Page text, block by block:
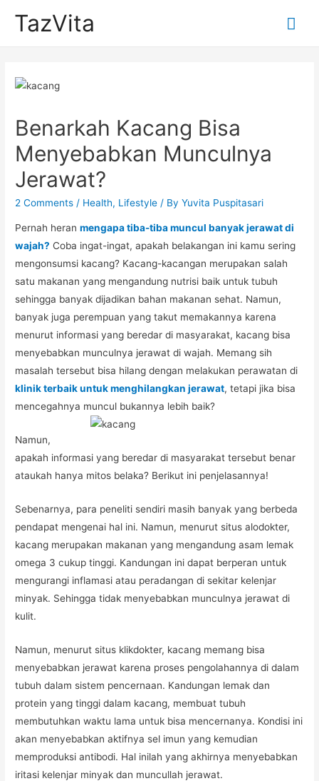
TazVita
Benarkah Kacang Bisa
Menyebabkan Munculnya
Jerawat?
2 Comments / Health, Lifestyle / ByYuvita Puspitasari
Pernah heranmengapa tiba-tiba muncul banyak jerawat di
wajah? Coba ingat-ingat, apakah belakangan ini kamu sering
mengonsumsi kacang? Kacang-kacangan merupakan salah
satu makanan yang mengandung nutrisi baik untuk tubuh
sehingga banyak dijadikan bahan makanan sehat. Namun,
banyak juga perempuan yang takut memakannya karena
menurut informasi yang beredar di masyarakat, kacang bisa
menyebabkan munculnya jerawat di wajah. Memang sih
masalah tersebut bisa hilang dengan melakukan perawatan di
klinik terbaik untuk menghilangkan jerawat, tetapi jika bisa
mencegahnya muncul bukannya lebih baik?
Namun,
apakah informasi yang beredar di masyarakat tersebut benar
ataukah hanya mitos belaka? Berikut ini penjelasannya!
Sebenarnya, para peneliti sendiri masih banyak yang berbeda
pendapat mengenai hal ini. Namun, menurut situs alodokter,
kacang merupakan makanan yang mengandung asam lemak
omega 3 cukup tinggi. Kandungan ini dapat berperan untuk
mengurangi inflamasi atau peradangan di sekitar kelenjar
minyak. Sehingga tidak menyebabkan munculnya jerawat di
kulit.
Namun, menurut situs klikdokter, kacang memang bisa
menyebabkan jerawat karena proses pengolahannya di dalam
tubuh dalam sistem pencernaan. Kandungan lemak dan
protein yang tinggi dalam kacang, membuat tubuh
membutuhkan waktu lama untuk bisa mencernanya. Kondisi ini
akan menyebabkan aktifnya sel imun yang kemudian
memproduksi antibodi. Hal inilah yang akhirnya menyebabkan
iritasi kelenjar minyak dan muncullah jerawat.